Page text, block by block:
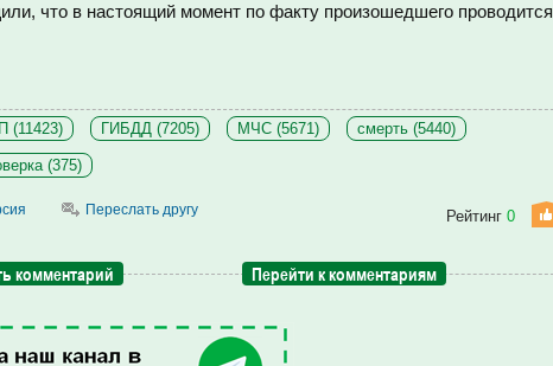
что в настоящий момент по факту произошедшего проводится
(11423) ГИБДД (7205) МЧС (5671) смерть (5440)
(375)
Переслать другу Рейтинг 0
комментарий Перейти к комментариям